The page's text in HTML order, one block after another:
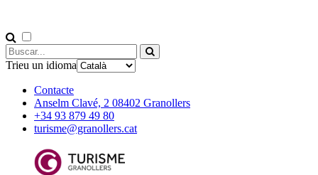
Trieu un idioma
Contacte
Anselm Clavé, 2 08402 Granollers
+34 93 879 49 80
turisme@granollers.cat